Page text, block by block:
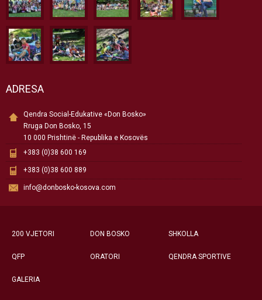
ADRESA
Qendra Social-Edukative «Don Bosko»
Rruga Don Bosko, 15
10 000 Prishtinë - Republika e Kosovës
+383 (0)38 600 169
+383 (0)38 600 889
info@donbosko-kosova.com
200 VJETORI DON BOSKO SHKOLLA
QFP ORATORI QENDRA SPORTIVE
GALERIA